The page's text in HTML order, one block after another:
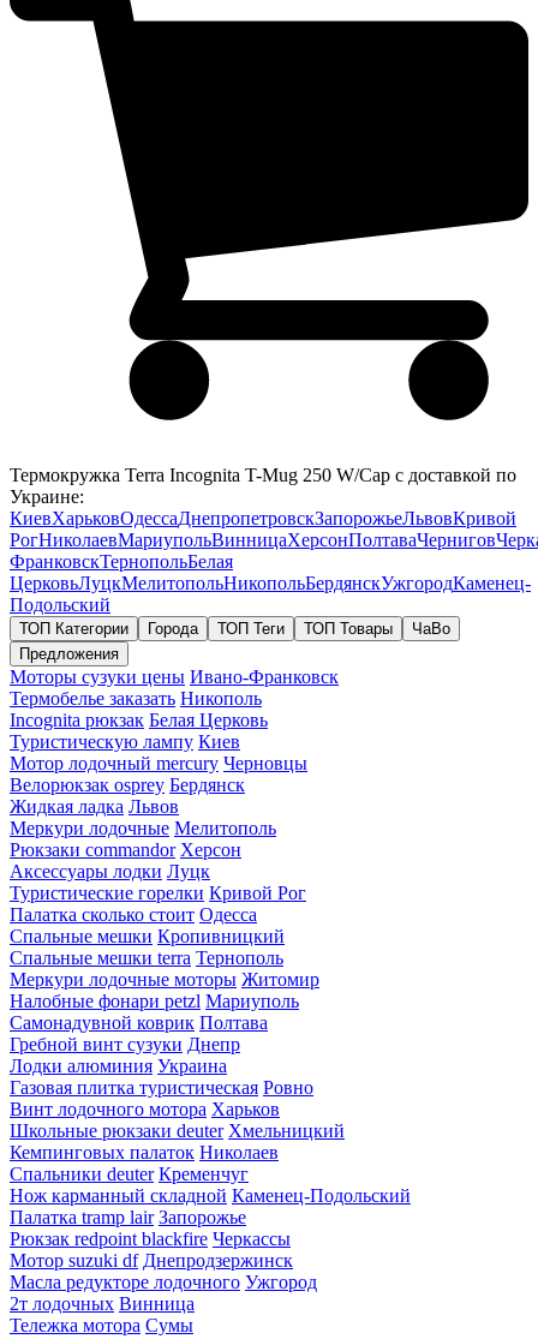
Термокружка Terra Incognita T-Mug 250 W/Cap с доставкой по
Украине:
КиевХарьковОдессаДнепропетровскЗапорожьеЛьвовКривой
РогНиколаевМариупольВинницаХерсонПолтаваЧернигов
ФранковскТернопольБелая
ЦерковьЛуцкМелитопольНикопольБердянскУжгородКаменец-
Подольский
ТОП Категории Города ТОП Теги ТОП Товары
ЧаВо
Предложения
Моторы сузуки цены Ивано-Франковск
Термобелье заказать Никополь
Incognita рюкзак Белая Церковь
Туристическую лампу Киев
Мотор лодочный mercury Черновцы
Велорюкзак osprey Бердянск
Жидкая ладка Львов
Меркури лодочные Мелитополь
Рюкзаки commandor Херсон
Аксессуары лодки Луцк
Туристические горелки Кривой Рог
Палатка сколько стоит Одесса
Спальные мешки Кропивницкий
Спальные мешки terra Тернополь
Меркури лодочные моторы Житомир
Налобные фонари petzl Мариуполь
Самонадувной коврик Полтава
Гребной винт сузуки Днепр
Лодки алюминия Украина
Газовая плитка туристическая Ровно
Винт лодочного мотора Харьков
Школьные рюкзаки deuter Хмельницкий
Кемпинговых палаток Николаев
Спальники deuter Кременчуг
Нож карманный складной Каменец-Подольский
Палатка tramp lair Запорожье
Рюкзак redpoint blackfire Черкассы
Мотор suzuki df Днепродзержинск
Масла редукторе лодочного Ужгород
2т лодочных Винница
Тележка мотора Сумы